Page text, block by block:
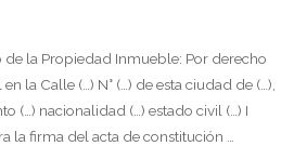
de la Propiedad Inmueble: Por derecho
la Calle (…) N° (…) de esta ciudad de (…),
(…) nacionalidad (…) estado civil (…) I
la firma del acta de constitución …